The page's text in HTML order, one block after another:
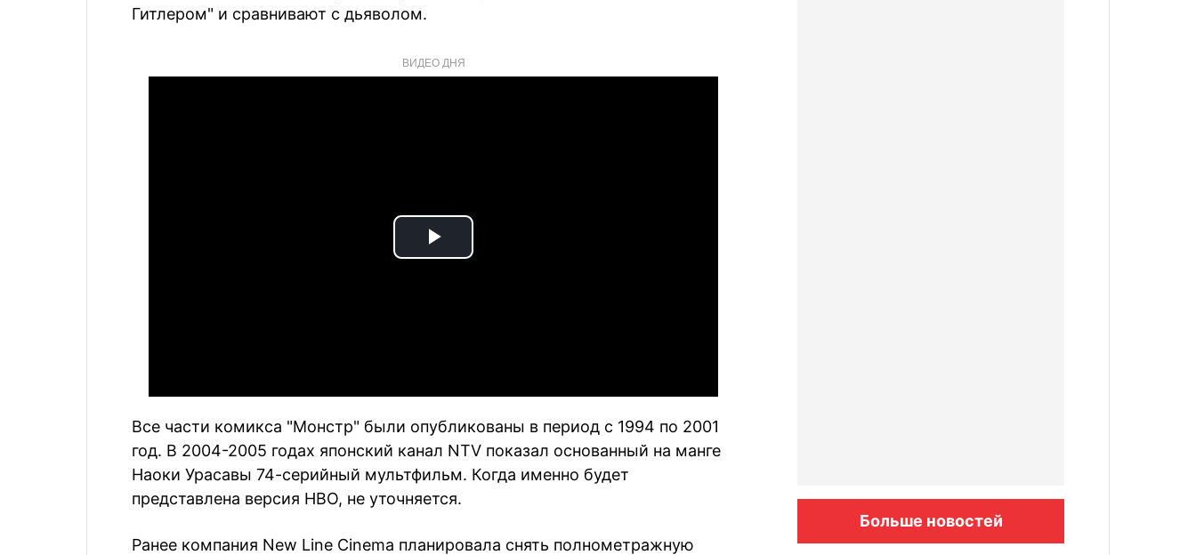
Гитлером" и сравнивают с дьяволом.
ВИДЕО ДНЯ
Play
Все части комикса "Монстр" были опубликованы в период с 1994 по 2001
год. В 2004-2005 годах японский канал NTV показал основанный на манге
Наоки Урасавы 74-серийный мультфильм. Когда именно будет
представлена версия HBO, не уточняется.
Ранее компания New Line Cinema планировала снять полнометражную
Больше новостей